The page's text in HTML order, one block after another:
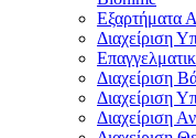
Εξαρτήματα
Διαχείριση
Διαχείριση
Διαχείριση
Διαχείριση